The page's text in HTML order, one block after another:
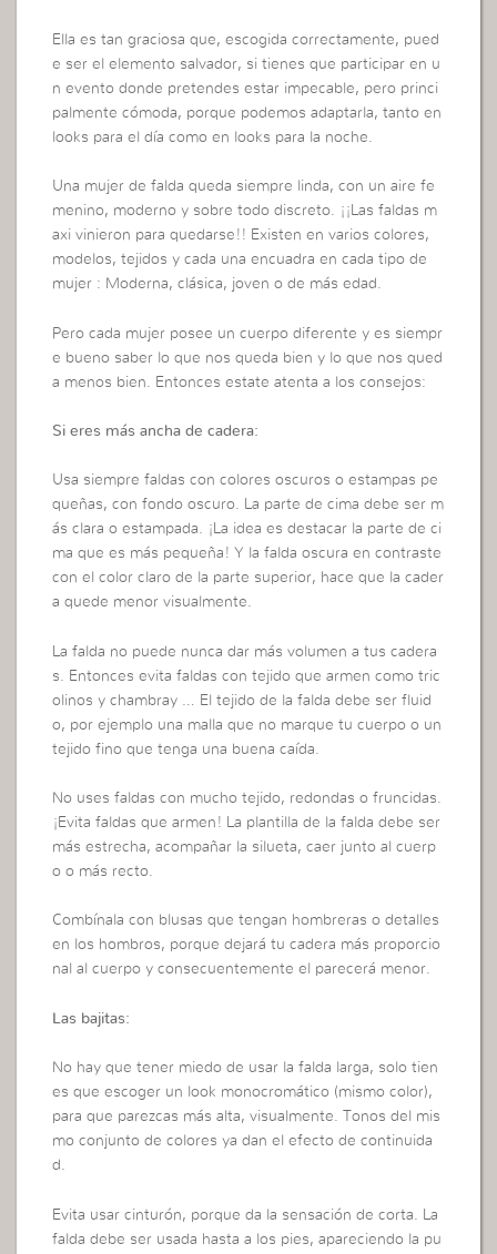
Ella es tan graciosa que, escogida correctamente, pued
e ser el elemento salvador, si tienes que participar en u
n evento donde pretendes estar impecable, pero princi
palmente cómoda, porque podemos adaptarla, tanto en
looks para el día como en looks para la noche.
Una mujer de falda queda siempre linda, con un aire fe
menino, moderno y sobre todo discreto. ¡¡Las faldas m
axi vinieron para quedarse!! Existen en varios colores,
modelos, tejidos y cada una encuadra en cada tipo de
mujer : Moderna, clásica, joven o de más edad.
Pero cada mujer posee un cuerpo diferente y es siempr
e bueno saber lo que nos queda bien y lo que nos qued
a menos bien. Entonces estate atenta a los consejos:
Si eres más ancha de cadera:
Usa siempre faldas con colores oscuros o estampas pe
queñas, con fondo oscuro. La parte de cima debe ser m
ás clara o estampada. ¡La idea es destacar la parte de ci
ma que es más pequeña! Y la falda oscura en contraste
con el color claro de la parte superior, hace que la cader
a quede menor visualmente.
La falda no puede nunca dar más volumen a tus cadera
s. Entonces evita faldas con tejido que armen como tric
olinos y chambray … El tejido de la falda debe ser fluid
o, por ejemplo una malla que no marque tu cuerpo o un
tejido fino que tenga una buena caída.
No uses faldas con mucho tejido, redondas o fruncidas.
¡Evita faldas que armen! La plantilla de la falda debe ser
más estrecha, acompañar la silueta, caer junto al cuerp
o o más recto.
Combínala con blusas que tengan hombreras o detalles
en los hombros, porque dejará tu cadera más proporcio
nal al cuerpo y consecuentemente el parecerá menor.
Las bajitas:
No hay que tener miedo de usar la falda larga, solo tien
es que escoger un look monocromático (mismo color),
para que parezcas más alta, visualmente. Tonos del mis
mo conjunto de colores ya dan el efecto de continuida
d.
Evita usar cinturón, porque da la sensación de corta. La
falda debe ser usada hasta a los pies, apareciendo la pu